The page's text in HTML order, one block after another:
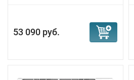
53 090 руб.